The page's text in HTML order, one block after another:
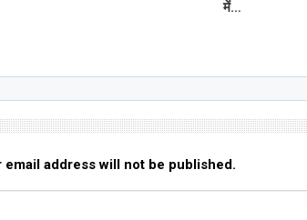
में…
email address will not be published.